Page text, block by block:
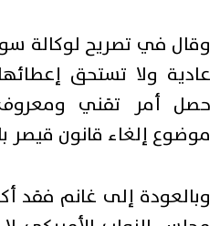
وقال في تصريح لوكالة
عادية ولا تستحق
حصل أمر تقني
موضوع إلغاء قانون قيصر
وبالعودة إلى غانم